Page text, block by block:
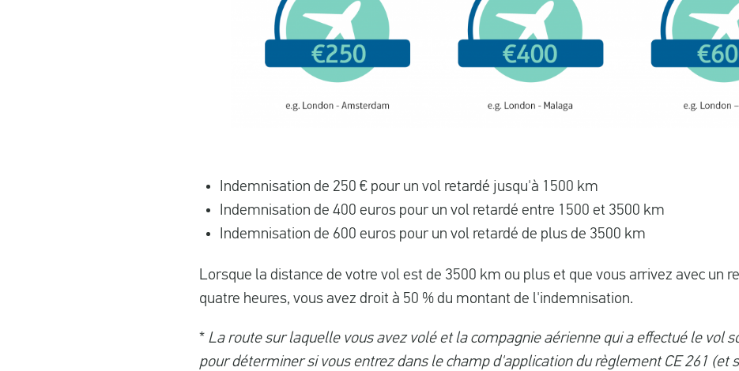
Indemnisation de 250 € pour un vol retardé jusqu'à 1500 km
Indemnisation de 400 euros pour un vol retardé entre 1500 et 3500 km
Indemnisation de 600 euros pour un vol retardé de plus de 3500 km
Lorsque la distance de votre vol est de 3500 km ou plus et que vous arrivez avec un
quatre heures, vous avez droit à 50 % du montant de l'indemnisation.
* La route sur laquelle vous avez volé et la compagnie aérienne qui a effectué le vol
pour déterminer si vous entrez dans le champ d'application du règlement CE 261 (et